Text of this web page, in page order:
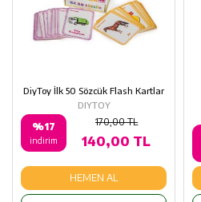
DiyToy İlk 50 Sözcük Flash Kartlar
DIYTOY
%17
indirim
170,00 TL
140,00 TL
HEMEN AL